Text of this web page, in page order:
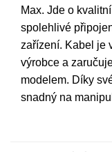
Max. Jde o
spolehlivé
zařízení. Kabel je
výrobce a
modelem. Díky
snadný na